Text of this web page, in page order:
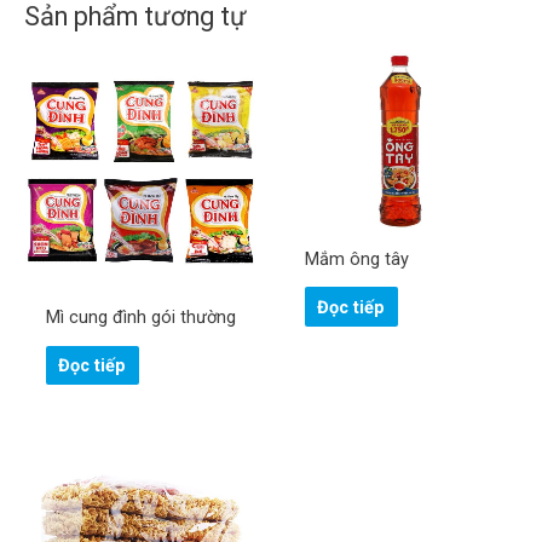
Sản phẩm tương tự
Mì cung đình gói thường
Đọc tiếp
Mắm ông tây
Đọc tiếp